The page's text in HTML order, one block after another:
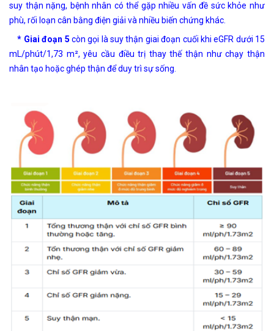
suy thận nặng, bệnh nhân có thể gặp nhiều vấn đề sức khỏe như
phù, rối loạn cân bằng điện giải và nhiều biến chứng khác.
* Giai đoạn 5 còn gọi là suy thận giai đoạn cuối khi eGFR dưới 15
mL/phút/1,73 m², yêu cầu điều trị thay thế thận như chạy thận
nhân tạo hoặc ghép thận để duy trì sự sống.